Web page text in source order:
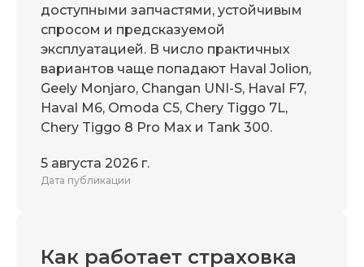
доступными запчастями, устойчивым
спросом и предсказуемой
эксплуатацией. В число практичных
вариантов чаще попадают Haval Jolion,
Geely Monjaro, Changan UNI-S, Haval F7,
Haval M6, Omoda C5, Chery Tiggo 7L,
Chery Tiggo 8 Pro Max и Tank 300.
5 августа 2026 г.
Дата публикации
Как работает страховка